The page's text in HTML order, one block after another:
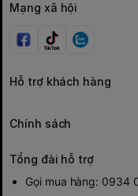
Mạng xã hội
Hỗ trợ khách hàng
Chính sách
Tổng đài hỗ trợ
Gọi mua hàng: 0934